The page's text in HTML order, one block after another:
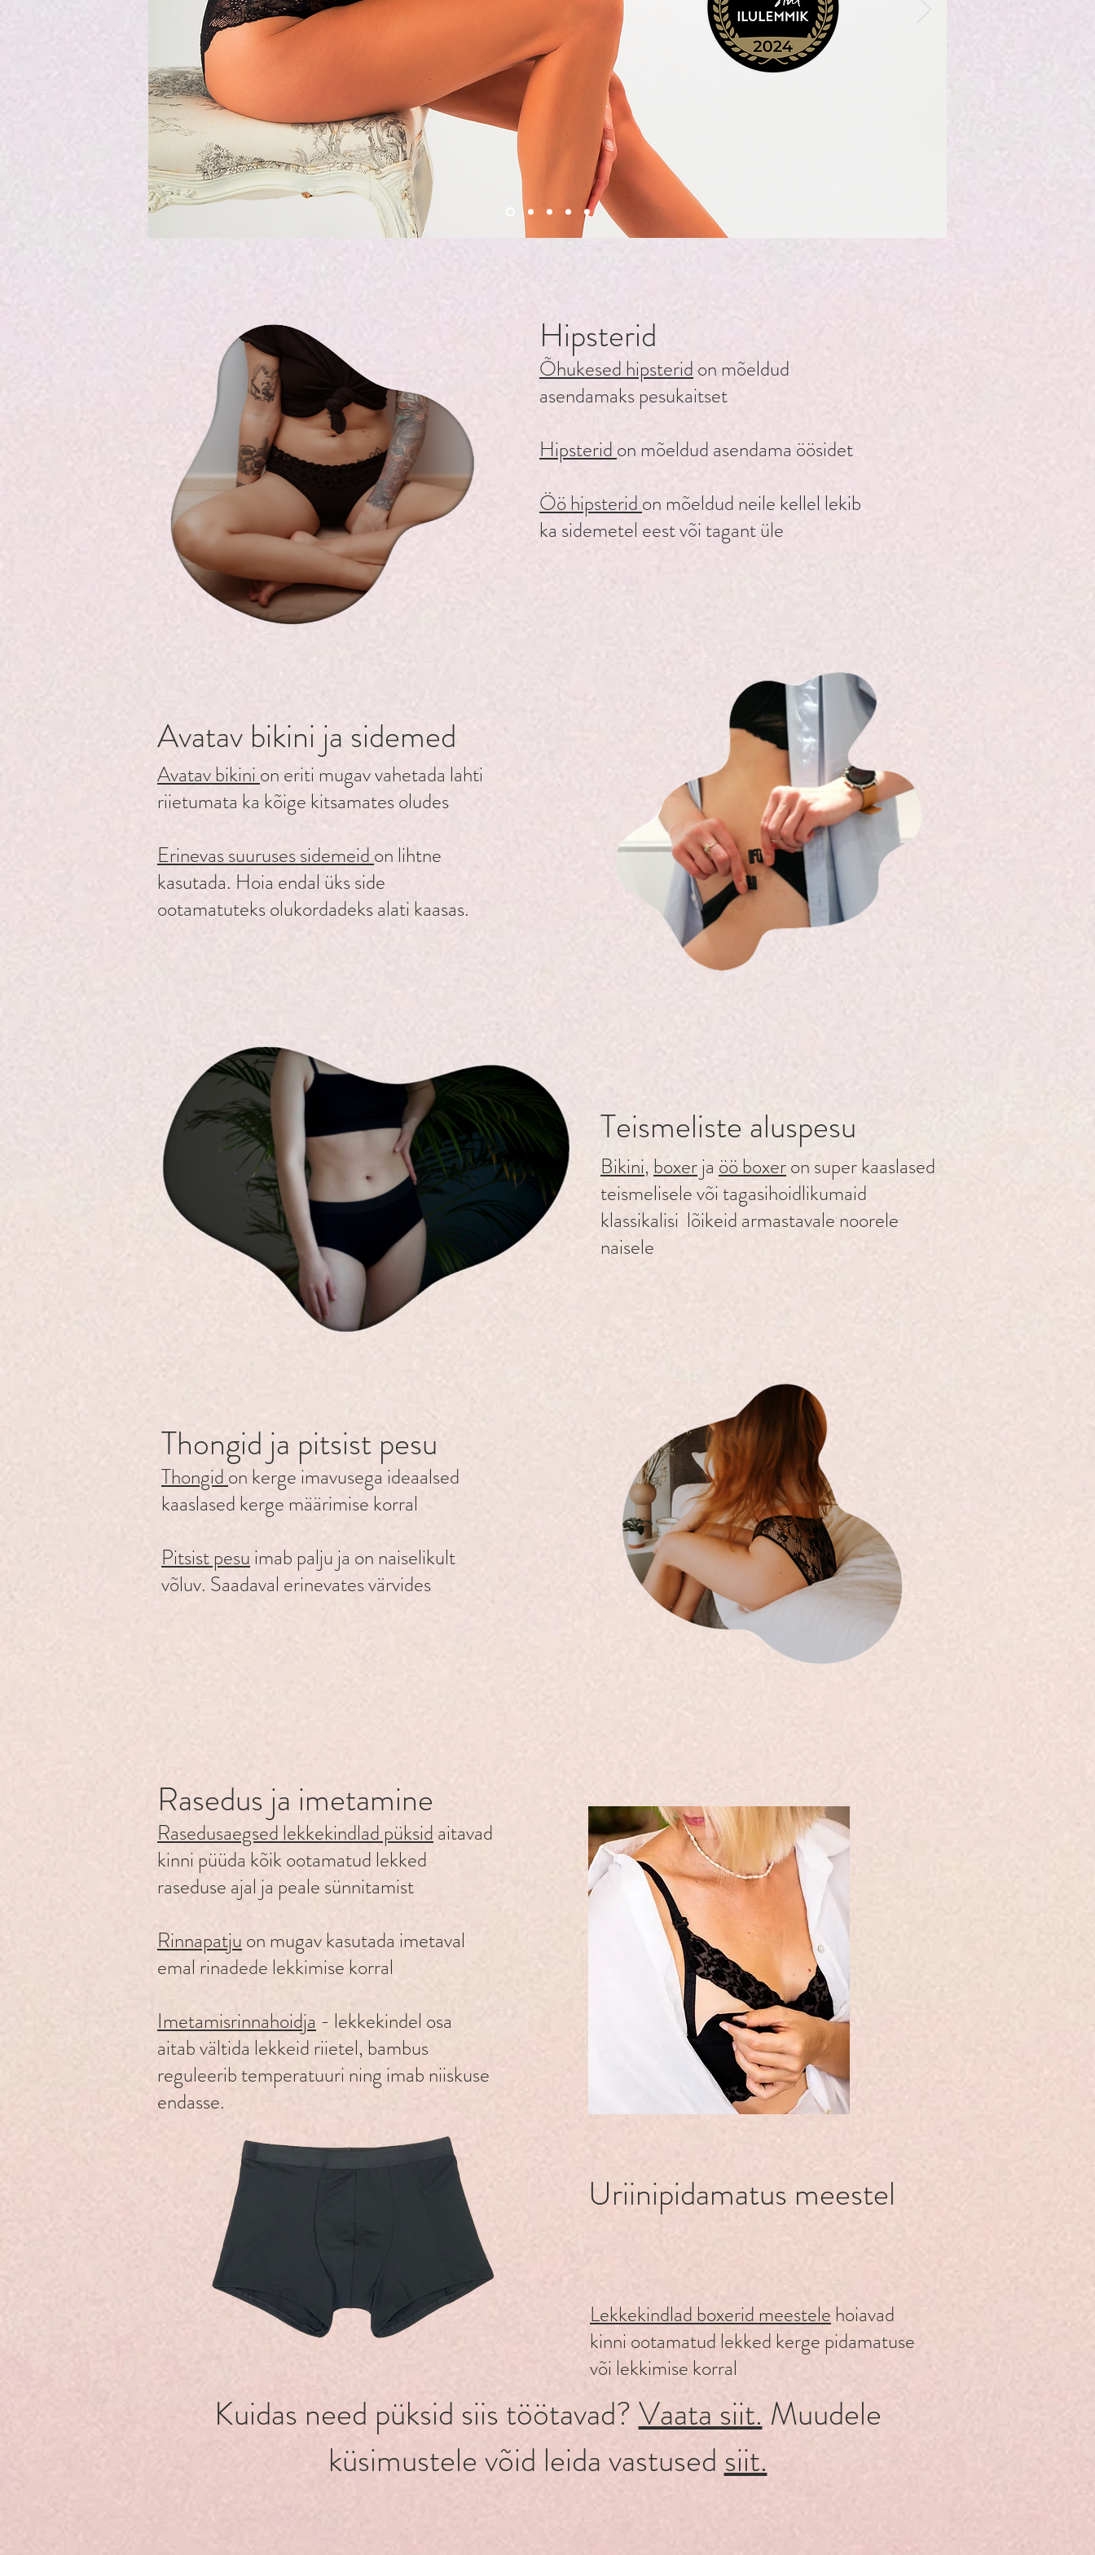
Avatav bikini ja sidemed
Avatav bikinion eriti mugav vahetada lahti
riietumata ka kõige kitsamates oludes
Erinevas suuruses sidemeidon lihtne
kasutada. Hoia endal üks side
ootamatuteks olukordadeks alati kaasas.
Hipsterid
Õhukesed hipsteridon mõeldud
asendamaks pesukaitset
Hipsteridon mõeldud asendama öösidet
Öö hipsteridon mõeldud neile kellel lekib
ka sidemetel eest või tagant üle
Teismeliste aluspesu
Bikini,boxerja öö boxeron super kaaslased
teismelisele või tagasihoidlikumaid
klassikalisi lõikeid armastavale noorele
naisele
Thongid ja pitsist pesu
Thongidon kerge imavusega ideaalsed
kaaslased kerge määrimise korral
Pitsist pesuimab palju ja on naiselikult
võluv. Saadaval erinevates värvides
Rasedus ja imetamine
Rasedusaegsed lekkekindlad püksidaitavad
kinni püüda kõik ootamatud lekked
raseduse ajal ja peale sünnitamist
Rinnapatjuon mugav kasutada imetaval
emal rinadede lekkimise korral
Imetamisrinnahoidja - lekkekindel osa
aitab vältida lekkeid riietel, bambus
reguleerib temperatuuri ning imab niiskuse
endasse.
Uriinipidamatus meestel
Lekkekindlad boxerid meestelehoiavad
kinni ootamatud lekked kerge pidamatuse
või lekkimise korral
Kuidas need püksid siis töötavad?Vaata siit.Muudele
küsimustele võid leida vastusedsiit.